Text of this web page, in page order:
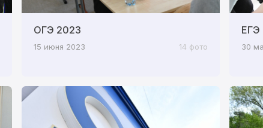
ОГЭ 2023
15 июня 2023 14 фото
ЕГЭ
30